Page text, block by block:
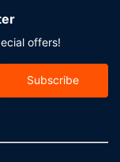
offers!
Subscribe